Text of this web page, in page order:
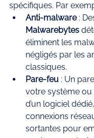
spécifiques. Par
Anti-malware :
Malwarebytes
éliminent les
négligés par les
classiques.
Pare-feu : Un
votre système
d’un logiciel
connexions
sortantes pour